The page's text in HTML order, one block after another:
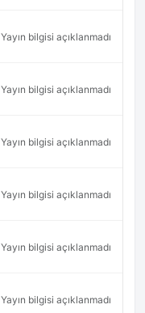
Yayın bilgisi açıklanmadı
Yayın bilgisi açıklanmadı
Yayın bilgisi açıklanmadı
Yayın bilgisi açıklanmadı
Yayın bilgisi açıklanmadı
Yayın bilgisi açıklanmadı